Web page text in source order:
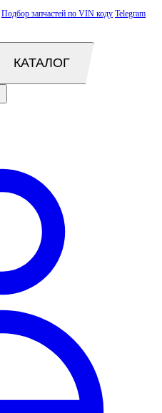
Подбор запчастей по VIN коду Telegram
КАТАЛОГ